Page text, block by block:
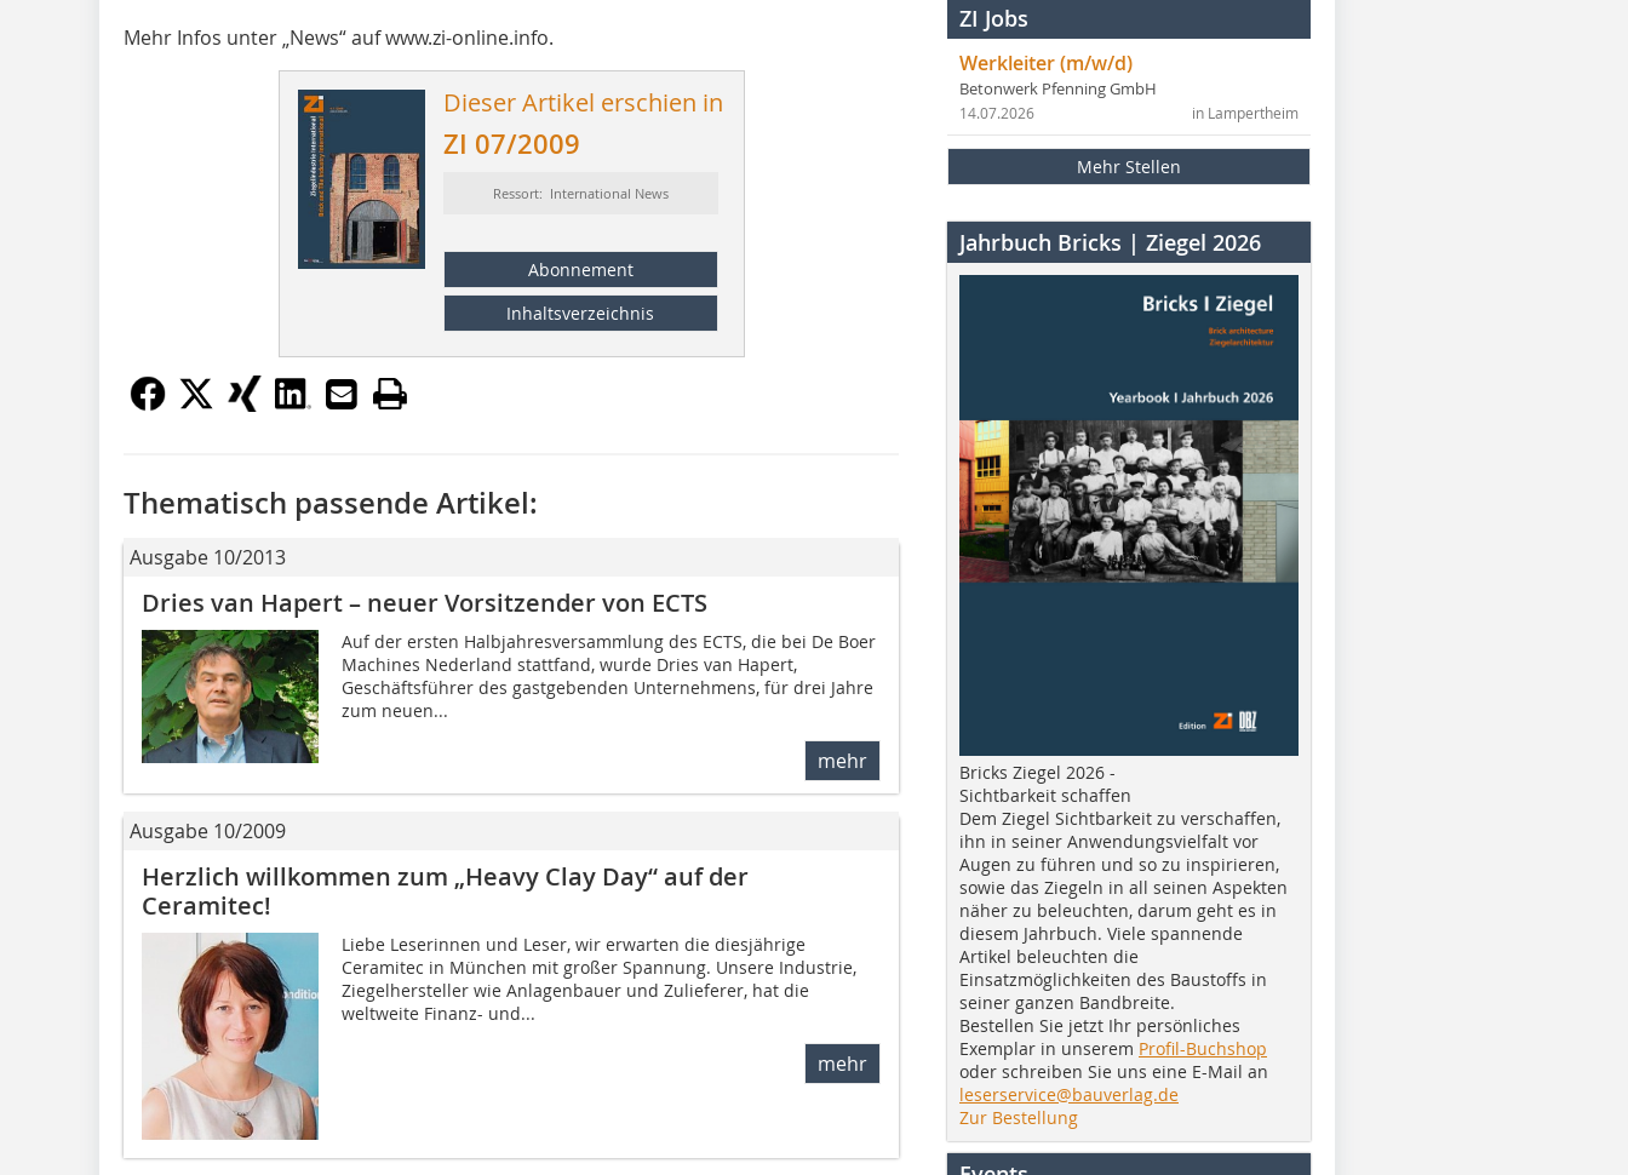
Mehr Infos unter „News“ auf www.zi-online.info.
Dieser Artikel erschien in
ZI 07/2009
Ressort: International News
Abonnement
Inhaltsverzeichnis
Thematisch passende Artikel:
Ausgabe 10/2013
Dries van Hapert – neuer Vorsitzender von ECTS
Auf der ersten Halbjahresversammlung des ECTS, die bei De Boer
Machines Nederland stattfand, wurde Dries van Hapert,
Geschäftsführer des gastgebenden Unternehmens, für drei Jahre
zum neuen...
mehr
Ausgabe 10/2009
Herzlich willkommen zum „Heavy Clay Day“ auf der
Ceramitec!
Liebe Leserinnen und Leser, wir erwarten die diesjährige
Ceramitec in München mit großer Spannung. Unsere Industrie,
Ziegelhersteller wie Anlagenbauer und Zulieferer, hat die
weltweite Finanz- und...
mehr
ZI Jobs
Werkleiter (m/w/d)
Betonwerk Pfenning GmbH
in Lampertheim
14.07.2026
Mehr Stellen
Jahrbuch Bricks | Ziegel 2026
Bricks Ziegel 2026 -
Sichtbarkeit schaffen
Dem Ziegel Sichtbarkeit zu verschaffen,
ihn in seiner Anwendungsvielfalt vor
Augen zu führen und so zu inspirieren,
sowie das Ziegeln in all seinen Aspekten
näher zu beleuchten, darum geht es in
diesem Jahrbuch. Viele spannende
Artikel beleuchten die
Einsatzmöglichkeiten des Baustoffs in
seiner ganzen Bandbreite.
Bestellen Sie jetzt Ihr persönliches
Exemplar in unserem Profil-Buchshop
oder schreiben Sie uns eine E-Mail an
leserservice@bauverlag.de
Zur Bestellung